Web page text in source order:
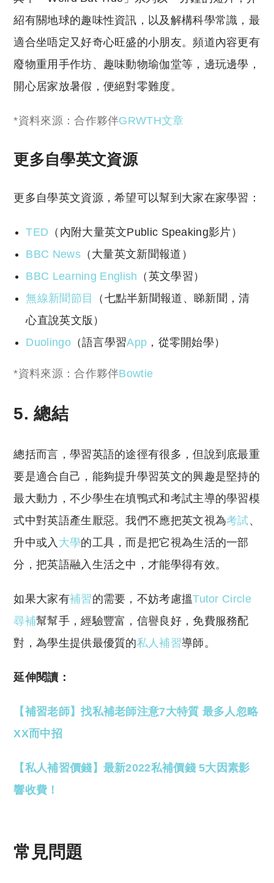
紹有關地球的趣味性資訊，以及解構科學常識，最
適合坐唔定又好奇心旺盛的小朋友。頻道內容更有
廢物重用手作坊、趣味動物瑜伽堂等，邊玩邊學，
開心居家放暑假，便絕對零難度。
*資料來源：合作夥伴GRWTH文章
更多自學英文資源
更多自學英文資源，希望可以幫到大家在家學習：
TED （內附大量英文Public Speaking影片）
BBC News（大量英文新聞報道）
BBC Learning English （英文學習）
無線新聞節目
（七點半新聞報道、睇新聞，清
心直說英文版）
Duolingo（語言學習App ，從零開始學）
*資料來源：合作夥伴Bowtie
5. 總結
總括而言，學習英語的途徑有很多，但說到底最重
要是適合自己，能夠提升學習英文的興趣是堅持的
最大動力，不少學生在填鴨式和考試主導的學習模
式中對英語產生厭惡。我們不應把英文視為考試、
升中或入 大學的工具，而是把它視為生活的一部
分，把英語融入生活之中，才能學得有效。
如果大家有補習 的需要，不妨考慮搵Tutor Circle
尋補幫幫手，經驗豐富，信譽良好，免費服務配
對，為學生提供最優質的私人補習導師。
延伸閱讀：
【補習老師】找私補老師注意7大特質 最多人忽略
XX而中招
【私人補習價錢】最新2022私補價錢 5大因素影
響收費！
常見問題